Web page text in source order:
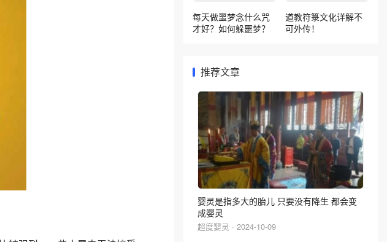
每天做噩梦念什么咒
才好？如何躲噩梦？
道教符箓文化详解不
可外传！
推荐文章
婴灵是指多大的胎儿 只要没有降生 都会变
成婴灵
超度婴灵 · 2024-10-09